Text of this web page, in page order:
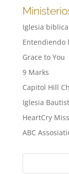
Iglesia biblica
Entendiendo
Grace to You
9 Marks
Capitol Hill
Iglesia
HeartCry
ABC